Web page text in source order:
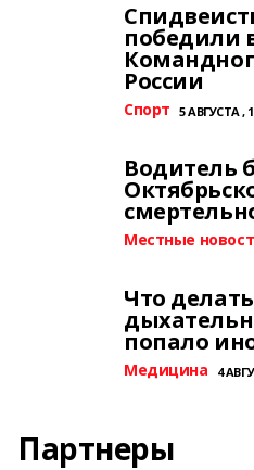
победили
России
Спорт 5 АВГУСТА ,
Водитель
Местные
Что
попало
Медицина 4
Партнеры